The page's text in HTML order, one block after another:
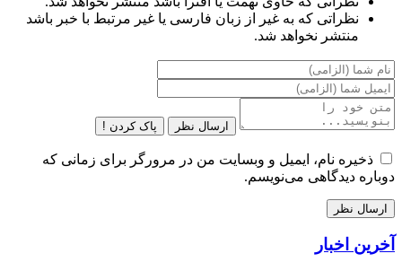
نظراتی که به غیر از زبان فارسی یا غیر مرتبط با خبر باشد
منتشر نخواهد شد.
ارسال نظر پاک کردن !
ذخیره نام، ایمیل و وبسایت من در مرورگر برای زمانی که
دوباره دیدگاهی می‌نویسم.
آخرین اخبار